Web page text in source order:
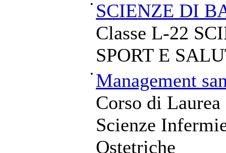
• SCIENZE DI
Classe L-22
SPORT E
• Management
Corso di
Scienze
Ostetriche